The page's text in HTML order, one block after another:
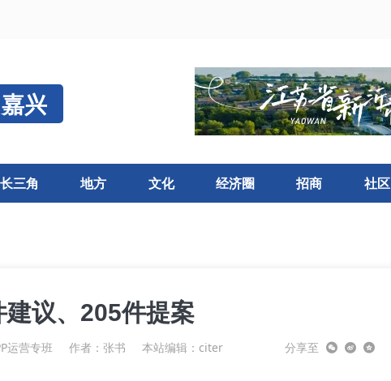
嘉兴
长三角 地方 文化 经济圈 招商 社区
议、205件提案
运营专班 作者：张书 本站编辑：citer 分享至